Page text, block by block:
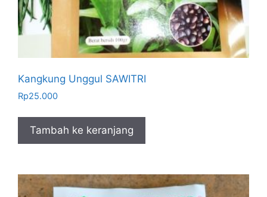
Kangkung Unggul SAWITRI
Rp25.000
Tambah ke keranjang